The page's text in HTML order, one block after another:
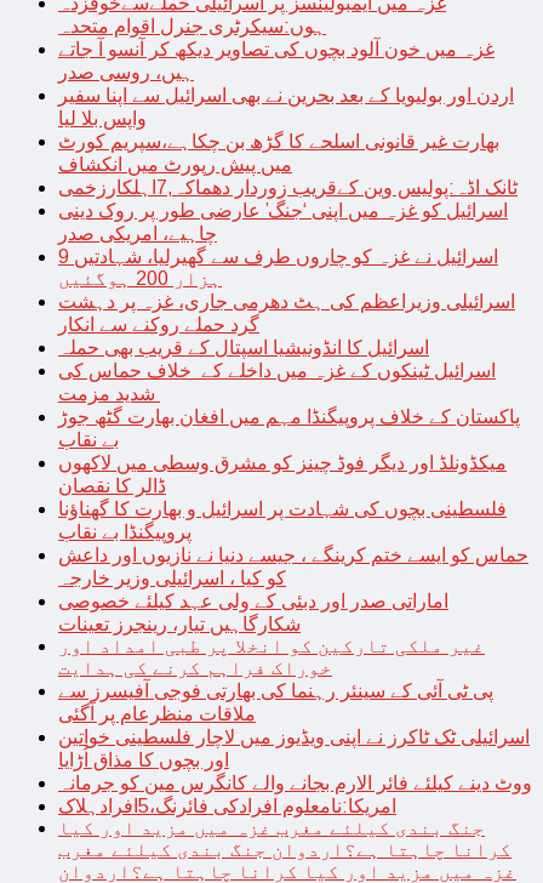
ہوں:سیکرٹری جنرل اقوام متحدہ
غزہ میں خون آلود بچوں کی تصاویر دیکھ کر آنسو آ جاتے
ہیں، روسی صدر
اردن اور بولیویا کے بعد بحرین نے بھی اسرائیل سے اپنا سفیر
واپس بلا لیا
بھارت غیر قانونی اسلحے کا گڑھ بن چکاہے،سپریم کورٹ
میں پیش رپورٹ میں انکشاف
ٹانک اڈہ:پولیس وین کےقریب زوردار دھماکہ,7اہلکارزخمی
اسرائیل کو غزہ میں اپنی ‘جنگ’ عارضی طور پر روک دینی
چاہیے، امریکی صدر
اسرائیل نے غزہ کو چاروں طرف سے گھیرلیا، شہادتیں 9
ہزار 200 ہوگئیں
اسرائیلی وزیراعظم کی ہٹ دھرمی جاری، غزہ پر دہشت
گرد حملے روکنے سے انکار
اسرائیل کا انڈونیشیا اسپتال کے قریب بھی حملہ
اسرائیل ٹینکوں کے غزہ میں داخلے کے خلاف حماس کی
پاکستان کے خلاف پروپیگنڈا مہم میں افغان بھارت گٹھ جوڑ
بے نقاب
میکڈونلڈ اور دیگر فوڈ چینز کو مشرق وسطی میں لاکھوں
ڈالر کا نقصان
فلسطینی بچوں کی شہادت پر اسرائیل و بھارت کا گھناؤنا
پروپیگنڈا بے نقاب
حماس کو ایسے ختم کرینگے ، جیسے دنیا نے نازیوں اور داعش
کو کیا ، اسرائیلی وزیر خارجہ
اماراتی صدر اور دبئی کے ولی عہد کیلئے خصوصی
شکارگاہیں تیار، رینجرز تعینات
غیر ملکی تارکین کو انخلا پر طبی امداد اور
خوراک فراہم کرنے کی ہدایت
پی ٹی آئی کے سینئر رہنما کی بھارتی فوجی آفیسرز سے
ملاقات منظرعام پر آگئی
اسرائیلی ٹک ٹاکرز نے اپنی ویڈیوز میں لاچار فلسطینی خواتین
اور بچوں کا مذاق اُڑایا
ووٹ دینے کیلئے فائر الارم بجانے والے کانگرس مین کو جرمانہ
امریکا:نامعلوم افرادکی فائرنگ،5افرادہلاک
جنگ بندی کیلئے مغرب غزہ میں مزید اور کیا
کرانا چاہتا ہے؟اردوان جنگ بندی کیلئے مغرب
غزہ میں مزید اور کیا کرانا چاہتا ہے؟اردوان